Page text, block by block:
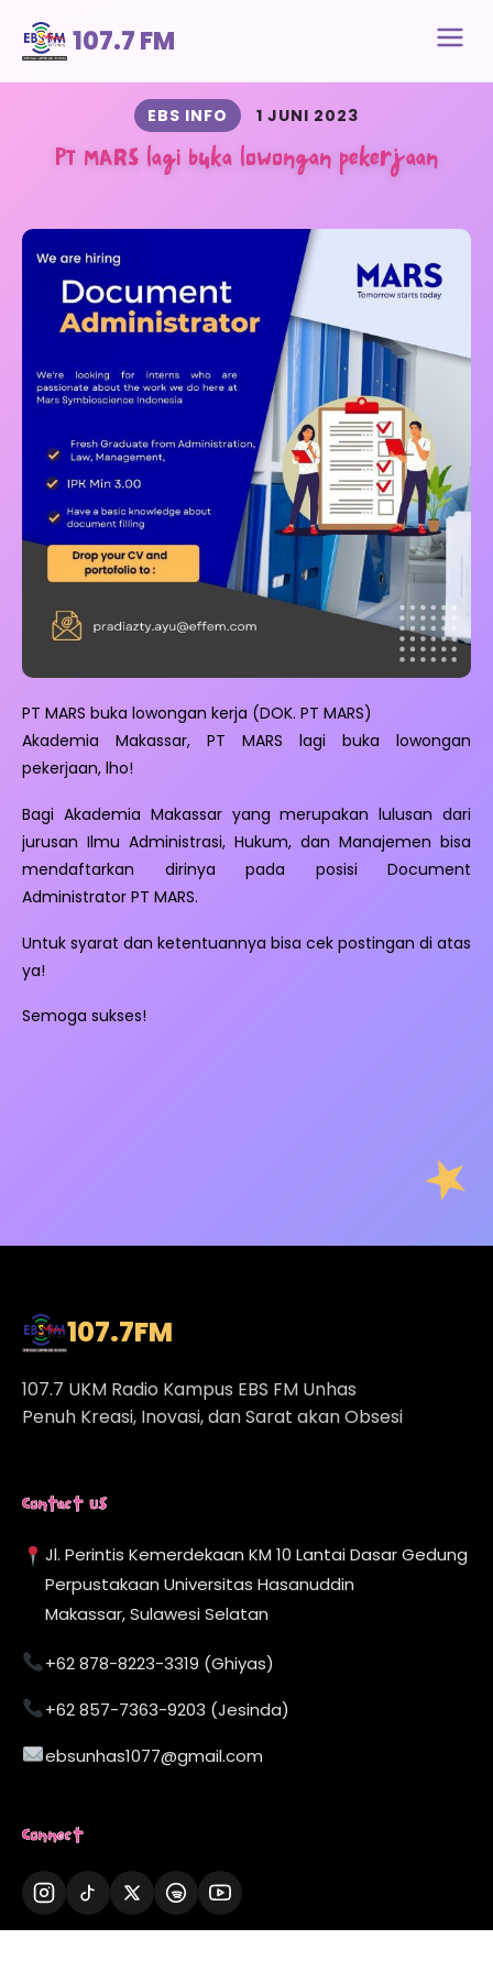
107.7 FM
EBS INFO 1 JUNI 2023
PT MARS lagi buka lowongan pekerjaan
PT MARS buka lowongan kerja (DOK. PT MARS)
Akademia Makassar, PT MARS lagi buka lowongan
pekerjaan, lho!
Bagi Akademia Makassar yang merupakan lulusan dari
jurusan Ilmu Administrasi, Hukum, dan Manajemen bisa
mendaftarkan dirinya pada posisi Document
Administrator PT MARS.
Untuk syarat dan ketentuannya bisa cek postingan di atas
ya!
Semoga sukses!
107.7FM
107.7 UKM Radio Kampus EBS FM Unhas
Penuh Kreasi, Inovasi, dan Sarat akan Obsesi
Contact Us
Jl. Perintis Kemerdekaan KM 10 Lantai Dasar Gedung
Perpustakaan Universitas Hasanuddin
Makassar, Sulawesi Selatan
+62 878-8223-3319 (Ghiyas)
+62 857-7363-9203 (Jesinda)
ebsunhas1077@gmail.com
Connect